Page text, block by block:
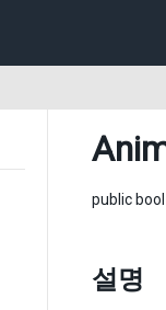
public
설명